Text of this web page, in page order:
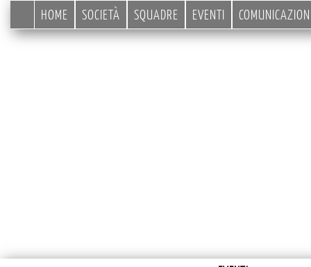
HOME SOCIETÀ SQUADRE EVENTI